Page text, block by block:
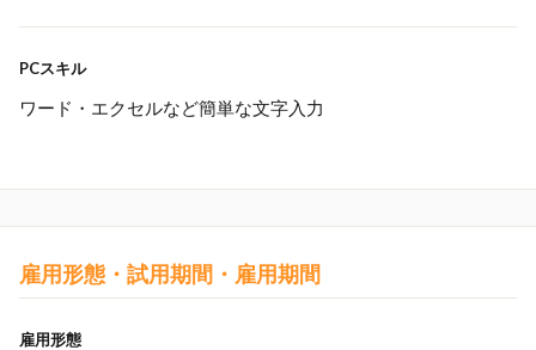
PCスキル
ワード・エクセルなど簡単な文字入力
雇用形態・試用期間・雇用期間
雇用形態